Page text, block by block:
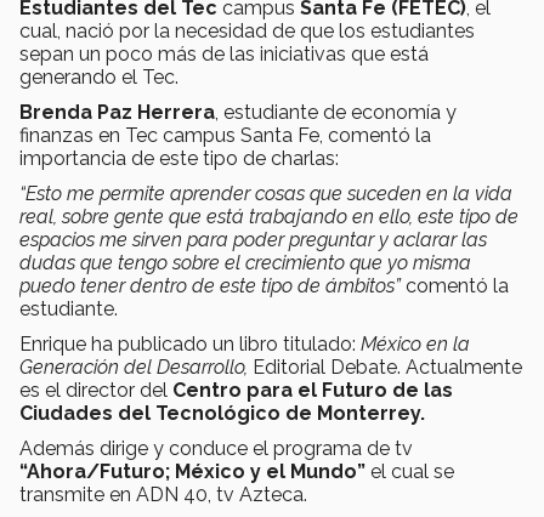
Estudiantes del Tec campus Santa Fe (FETEC), el
cual, nació por la necesidad de que los estudiantes
sepan un poco más de las iniciativas que está
generando el Tec.
Brenda Paz Herrera, estudiante de economía y
finanzas en Tec campus Santa Fe, comentó la
importancia de este tipo de charlas:
“Esto me permite aprender cosas que suceden en la vida
real, sobre gente que está trabajando en ello, este tipo de
espacios me sirven para poder preguntar y aclarar las
dudas que tengo sobre el crecimiento que yo misma
puedo tener dentro de este tipo de ámbitos”comentó la
estudiante.
Enrique ha publicado un libro titulado: México en la
Generación del Desarrollo, Editorial Debate. Actualmente
es el director del Centro para el Futuro de las
Ciudades del Tecnológico de Monterrey.
Además dirige y conduce el programa de tv
“Ahora/Futuro; México y el Mundo” el cual se
transmite en ADN 40, tv Azteca.